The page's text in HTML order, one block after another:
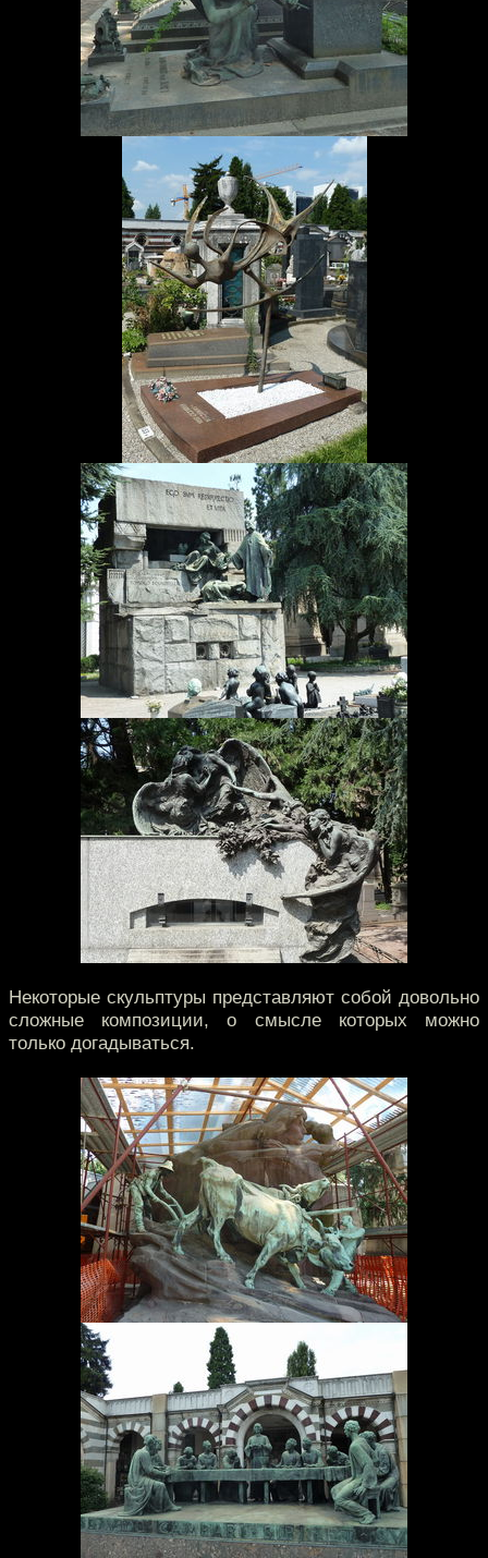
Некоторые скульптуры представляют собой довольно
сложные композиции, о смысле которых можно
только догадываться.